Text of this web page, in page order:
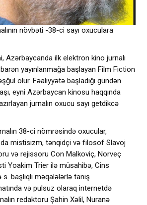
növbəti -38-ci sayı oxuculara
Azərbaycanda ilk elektron kino jurnalı
yayınlanmağa başlayan Film Fiction
olur. Fəaliyyətə başladığı gündən
eyni Azərbaycan kinosu haqqında
jurnalın oxucu sayı getdikcə
38-ci nömrəsində oxucular,
mistisizm, tənqidçi və filosof Slavoj
və rejissoru Con Malkoviç, Norveç
Yoakim Trier ilə müsahibə, Cins
başlıqlı məqalələrlə tanış
və pulsuz olaraq internetdə
redaktoru Şahin Xəlil, Nuranə